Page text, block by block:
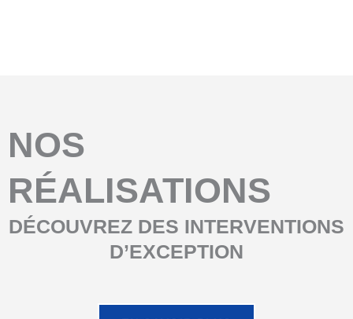
NOS
RÉALISATIONS
DÉCOUVREZ DES INTERVENTIONS
D’EXCEPTION